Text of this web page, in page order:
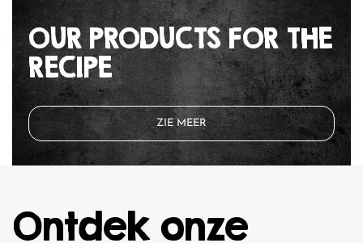
OUR PRODUCTS FOR THE
RECIPE
ZIE MEER
Ontdek onze